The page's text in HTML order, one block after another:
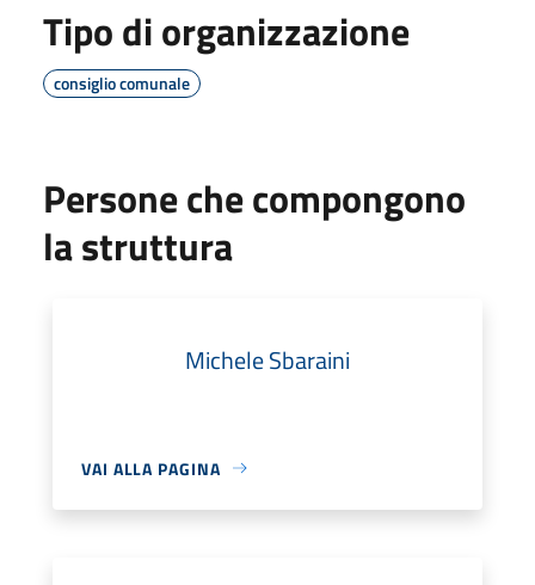
Tipo di organizzazione
consiglio comunale
Persone che compongono
la struttura
Michele Sbaraini
VAI ALLA PAGINA